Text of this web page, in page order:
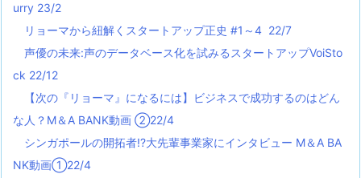
urry 23/2
リョーマから紐解くスタートアップ正史 #1～4 22/7
声優の未来:声のデータベース化を試みるスタートアップVoiSto
ck 22/12
【次の『リョーマ』になるには】ビジネスで成功するのはどん
な人？M＆A BANK動画 ②22/4
シンガポールの開拓者!?大先輩事業家にインタビュー M＆A BA
NK動画①22/4